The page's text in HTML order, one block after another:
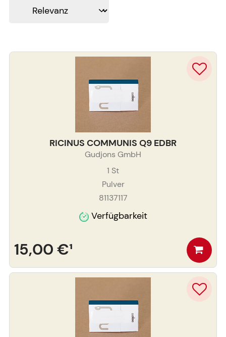
RICINUS COMMUNIS Q9 EDBR
Gudjons GmbH
1 St
Pulver
81137117
Verfügbarkeit
15,00 €¹